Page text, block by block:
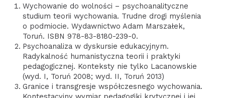
Wychowanie do wolności – psychoanalityczne
studium teorii wychowania. Trudne drogi myślenia
o podmiocie. Wydawnictwo Adam Marszałek,
Toruń. ISBN 978-83-8180-239-0.
Psychoanaliza w dyskursie edukacyjnym.
Radykalność humanistyczna teorii i praktyki
pedagogicznej. Konteksty nie tylko Lacanowskie
(wyd. I, Toruń 2008; wyd. II, Toruń 2013)
Granice i transgresje współczesnego wychowania.